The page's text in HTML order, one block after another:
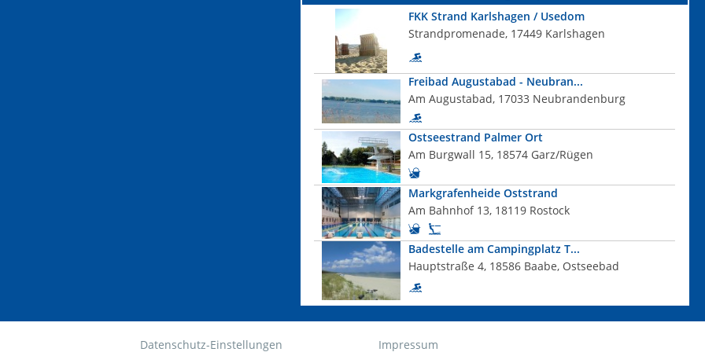
FKK Strand Karlshagen / Usedom
Strandpromenade, 17449 Karlshagen
Freibad Augustabad - Neubran...
Am Augustabad, 17033 Neubrandenburg
Ostseestrand Palmer Ort
Am Burgwall 15, 18574 Garz/Rügen
Markgrafenheide Oststrand
Am Bahnhof 13, 18119 Rostock
Badestelle am Campingplatz T...
Hauptstraße 4, 18586 Baabe, Ostseebad
Datenschutz-Einstellungen Impressum